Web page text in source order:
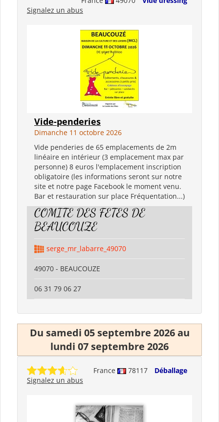
Signalez un abus
Vide-penderies
Dimanche 11 octobre 2026
Vide penderies de 65 emplacements de 2m
linéaire en intérieur (3 emplacement max par
personne) 8 euros l'emplacement inscription
obligatoire (les informations seront sur notre
site et notre page Facebook le moment venu.
Bar et restauration sur place Fréquentation...)
COMITE DES FETES DE
BEAUCOUZE
serge_mr_labarre_49070
49070 - BEAUCOUZE
06 31 79 06 27
Du samedi 05 septembre 2026 au
lundi 07 septembre 2026
France 78117
Déballage
Signalez un abus